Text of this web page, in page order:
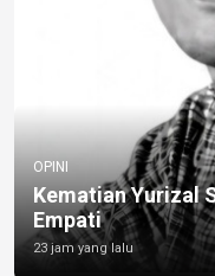
OPINI
Kematian Yurizal
Empati